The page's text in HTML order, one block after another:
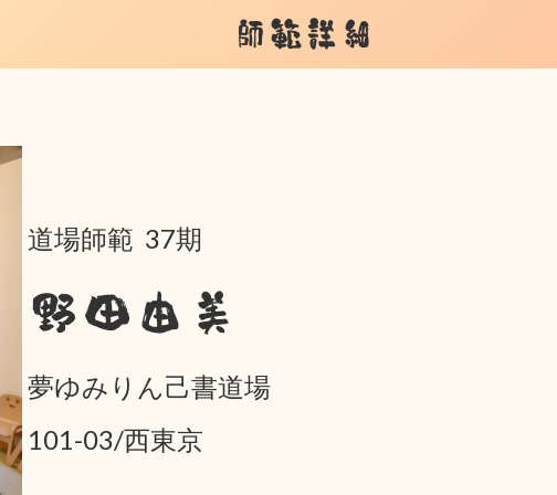
師範詳細
道場師範 37期
野田由美
夢ゆみりん己書道場
101-03/西東京